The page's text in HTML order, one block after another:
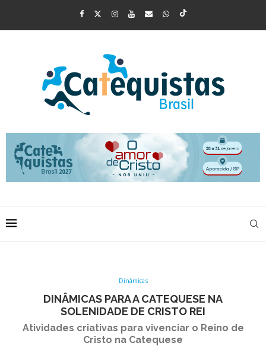
Dinâmicas
DINÂMICAS PARA A CATEQUESE NA
SOLENIDADE DE CRISTO REI
Atividades criativas para vivenciar o Reino de
Cristo na Catequese